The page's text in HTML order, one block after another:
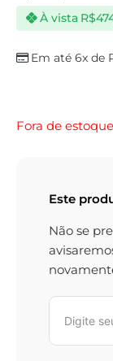
Em até 6x de
À vista R$
Fora de estoque
Este
Não se